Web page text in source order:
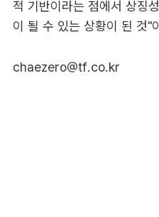
적 기반이라는 점에서 상징
이 될 수 있는 상황이 된 것"
chaezero@tf.co.kr